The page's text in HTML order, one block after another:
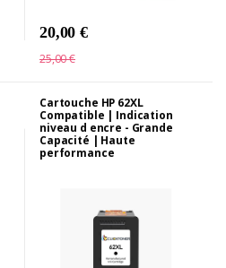
20,00 €
25,00 €
Cartouche HP 62XL
Compatible | Indication
niveau d encre - Grande
Capacité | Haute
performance